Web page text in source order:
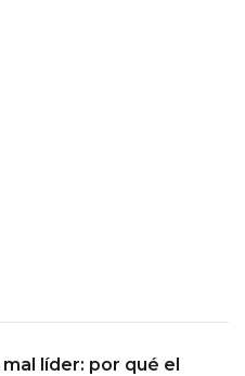
líder: por qué el